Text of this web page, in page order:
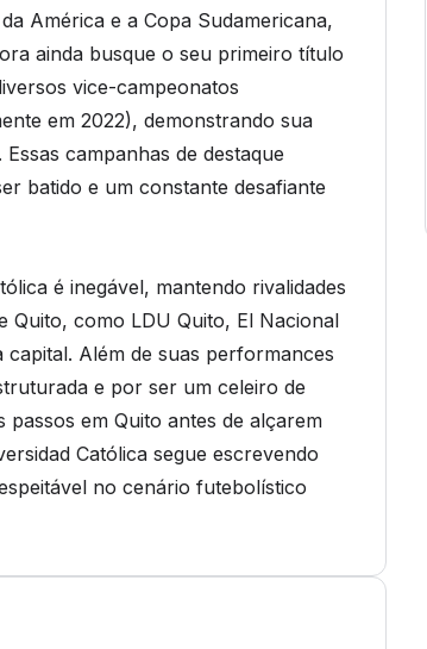
América e a Copa Sudamericana,
ainda busque o seu primeiro título
vice-campeonatos
em 2022), demonstrando sua
campanhas de destaque
batido e um constante desafiante
é inegável, mantendo rivalidades
Quito, como LDU Quito, El Nacional
Além de suas performances
e por ser um celeiro de
em Quito antes de alçarem
Católica segue escrevendo
no cenário futebolístico